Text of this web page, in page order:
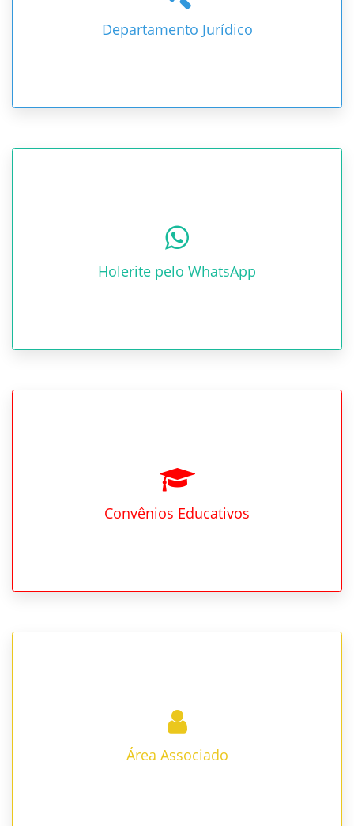
Departamento Jurídico
Holerite pelo WhatsApp
Convênios Educativos
Área Associado